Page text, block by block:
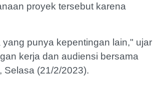
proyek tersebut karena
punya kepentingan lain," ujar
kerja dan audiensi bersama
Selasa (21/2/2023).